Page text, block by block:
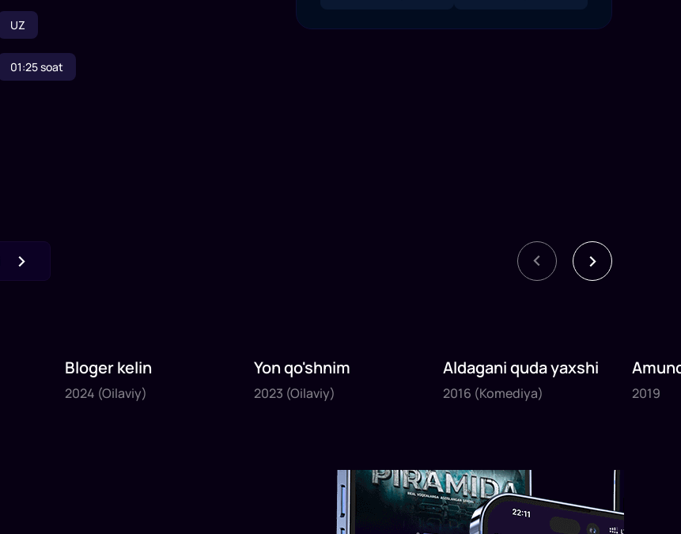
UZ
01:25soat
2024
1x35daq.
Bloger kelin
2024 (Oilaviy)
2023
1x40daq.
Yon qo'shnim
2023 (Oilaviy)
2016
1x82daq.
Aldagani quda yaxshi
2016 (Komediya)
2019
1x120
2019